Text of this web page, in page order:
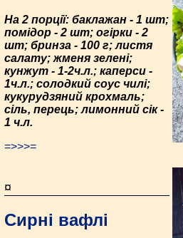
На 2 порції: баклажан - 1 шт;
помідор - 2 шт; огірки - 2
шт; бринза - 100 г; листя
салату; жменя зелені;
кунжут - 1-2ч.л.; каперси -
1ч.л.; солодкий соус чилі;
кукурудзяний крохмаль;
сіль, перець; лимонний сік -
1 ч.л.
=>>>=
¤
Сирні вафлі